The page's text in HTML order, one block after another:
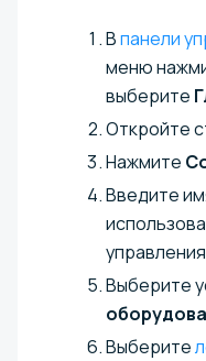
Впанели
меню
выберите
Откройте
Нажмите
Введите
Выберите
Выберите